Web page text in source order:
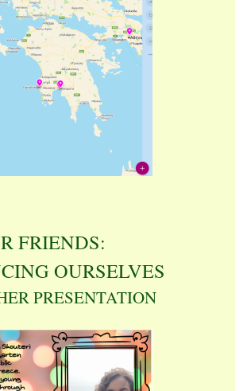
FRIENDS:
OURSELVES
PRESENTATION